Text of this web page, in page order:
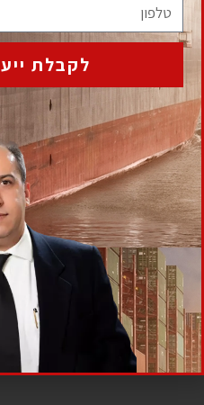
תגיות
איך למנוע גניבת מקרקעין אסטרטגיית יציאה קורונה
דמי ניהול חברת ניהול הוצאה לפועל הסכם יבוא זיוף
יבוא בינלאומי בלעדי יבוא בלעדי
עורכי דין
משבר קורונה סעיף בלעדיות
סרטן
פסק דין דייר סרבן קורבן למרמה במקרקעין
שוכר תביעה פינוי דירה